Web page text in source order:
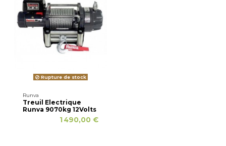
Rupture de stock
Runva
Treuil Electrique
Runva 9070kg 12Volts
1 490,00 €